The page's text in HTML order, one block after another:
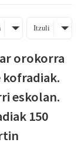
Itzuli
orokorra
kofradiak.
eskolan.
150